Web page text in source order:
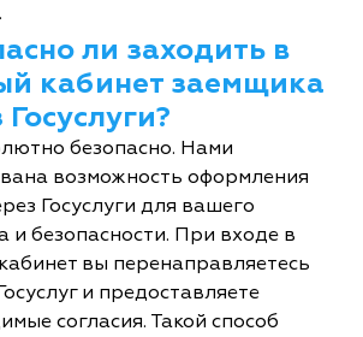
ли заходить в
кабинет заемщика
безопасно. Нами
возможность оформления
Госуслуги для вашего
и безопасности. При входе в
вы перенаправляетесь
и предоставляете
согласия. Такой способ